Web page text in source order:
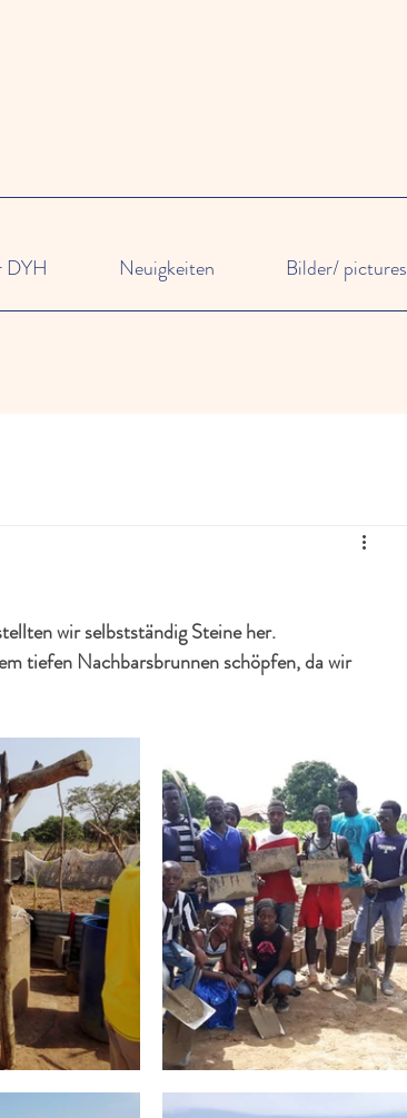
DYH Neuigkeiten Bilder/ pictures
wir selbstständig Steine her.
tiefen Nachbarsbrunnen schöpfen, da wir